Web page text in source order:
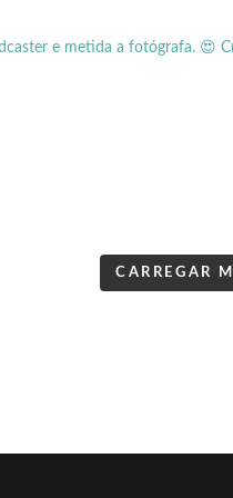
e metida a fotógrafa. 😍
CARREGAR